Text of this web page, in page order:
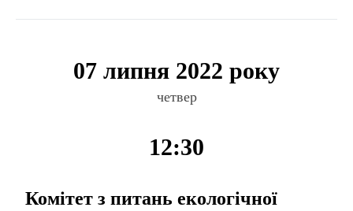
07 липня 2022 року
четвер
12:30
Комітет з питань екологічної